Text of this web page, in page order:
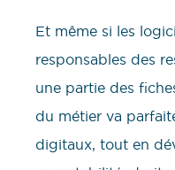
Et même si les
responsables des
une partie des
du métier va
digitaux, tout en